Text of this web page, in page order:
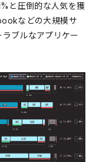
と圧倒的な人気を獲
などの大規模サ
ブルなアプリケー